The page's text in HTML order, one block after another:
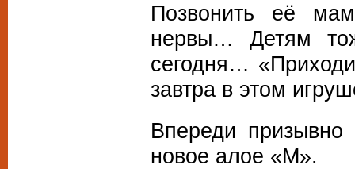
Позвонить её
нервы… Детям
сегодня…
завтра в этом
Впереди призывно
новое алое «М».